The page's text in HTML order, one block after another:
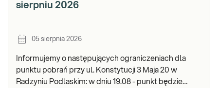
sierpniu 2026
05 sierpnia 2026
Informujemy o następujących ograniczeniach dla
punktu pobrań przy ul. Konstytucji 3 Maja 20 w
Radzyniu Podlaskim: w dniu 19.08 - punkt będzie